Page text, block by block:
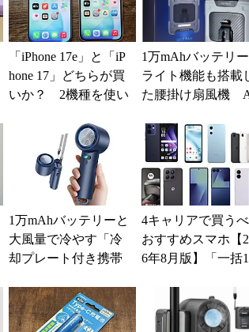
「iPhone 17e」と「iP
hone 17」どちらが買
いか？ 2機種を使い
1万mAhバッテリ
ライト機能も搭載
た腰掛け扇風機
1万mAhバッテリーと
大風量で冷やす「冷
却プレート付き携帯
の3499円に
4キャリアで買う
おすすめスマホ【
6年8月版】「一括1
得なiPhone／...